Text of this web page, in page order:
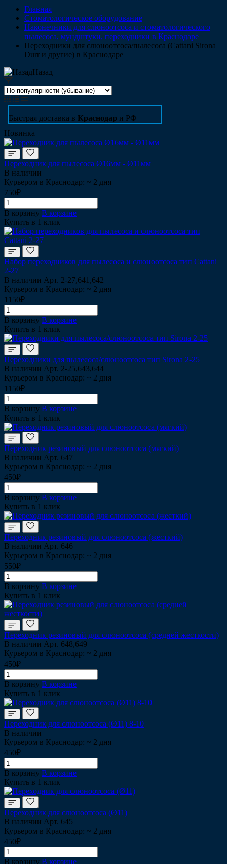
Главная
Стоматологическое оборудование
Наконечники для слюноотсоса и стоматологического
пылесоса, мундштуки, переходники в Краснодаре
Переходники для слюноотсоса/пылесоса (Cattani Sirona
Durr и другие) в Краснодаре
Назад
Быстрая доставка в Краснодар и РФ
Новинка
Переходник для пылесоса Ø16мм - Ø11мм
В наличии
Курьером в Краснодар: ~ 2 дня
750₽
В корзину В корзине
Купить в 1 клик
Набор переходников для пылесоса и слюноотсоса тип Cattani
2-27
В наличии Арт. 2-27,641,642
Курьером в Краснодар: ~ 2 дня
1150₽
В корзину В корзине
Купить в 1 клик
Переходники для пылесоса/слюноотсоса тип Sirona 2-25
В наличии Арт. 2-25,643,644
Курьером в Краснодар: ~ 2 дня
1150₽
В корзину В корзине
Купить в 1 клик
Переходник резиновый для слюноотсоса (мягкий)
В наличии Арт. 647
Курьером в Краснодар: ~ 2 дня
450₽
В корзину В корзине
Купить в 1 клик
Переходник резиновый для слюноотсоса (жесткий)
В наличии Арт. 646
Курьером в Краснодар: ~ 2 дня
550₽
В корзину В корзине
Купить в 1 клик
Переходник резиновый для слюноотсоса (средней жесткости)
В наличии Арт. 648,649
Курьером в Краснодар: ~ 2 дня
450₽
В корзину В корзине
Купить в 1 клик
Переходник для слюноотсоса (Ø11) 8-10
В наличии
Курьером в Краснодар: ~ 2 дня
450₽
В корзину В корзине
Купить в 1 клик
Переходник для слюноотсоса (Ø11)
В наличии Арт. 645
Курьером в Краснодар: ~ 2 дня
450₽
В корзину В корзине